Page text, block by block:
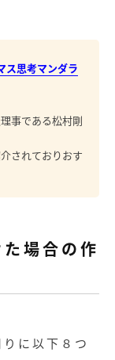
ス思考マンダラ
事である松村剛
されておりおす
場合の作
に以下８つ